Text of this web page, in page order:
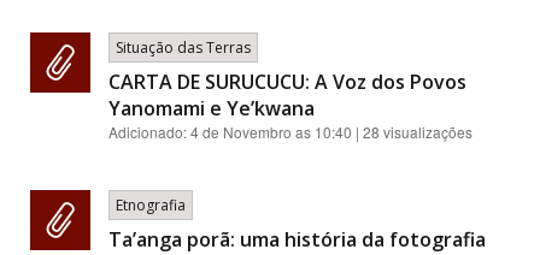
Situação das Terras
CARTA DE SURUCUCU: A Voz dos Povos
Yanomami e Ye’kwana
Adicionado:4 de Novembro as 10:40 | 28 visualizações
Etnografia
Ta’anga porã: uma história da fotografia